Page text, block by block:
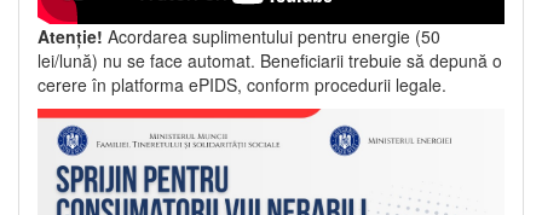
Atenție! Acordarea suplimentului pentru energie (50
lei/lună) nu se face automat. Beneficiarii trebuie să depună o
cerere în platforma ePIDS, conform procedurii legale.